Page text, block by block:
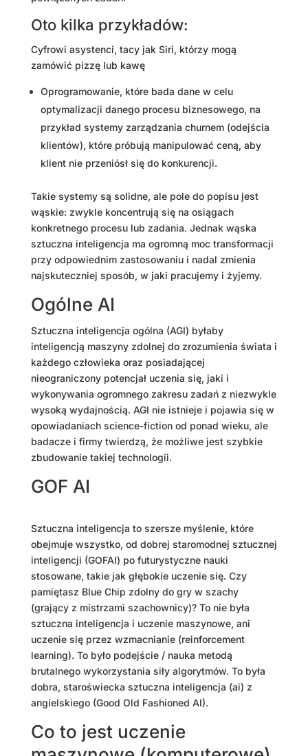
Oto kilka przykładów:
Cyfrowi asystenci, tacy jak Siri, którzy mogą
zamówić pizzę lub kawę
Oprogramowanie, które bada dane w celu
optymalizacji danego procesu biznesowego, na
przykład systemy zarządzania churnem (odejścia
klientów), które próbują manipulować ceną, aby
klient nie przeniósł się do konkurencji.
Takie systemy są solidne, ale pole do popisu jest
wąskie: zwykle koncentrują się na osiągach
konkretnego procesu lub zadania. Jednak wąska
sztuczna inteligencja ma ogromną moc transformacji
przy odpowiednim zastosowaniu i nadal zmienia
najskuteczniej sposób, w jaki pracujemy i żyjemy.
Ogólne AI
Sztuczna inteligencja ogólna (AGI) byłaby
inteligencją maszyny zdolnej do zrozumienia świata i
każdego człowieka oraz posiadającej
nieograniczony potencjał uczenia się, jaki i
wykonywania ogromnego zakresu zadań z niezwykle
wysoką wydajnością. AGI nie istnieje i pojawia się w
opowiadaniach science-fiction od ponad wieku, ale
badacze i firmy twierdzą, że możliwe jest szybkie
zbudowanie takiej technologii.
GOF AI
Sztuczna inteligencja to szersze myślenie, które
obejmuje wszystko, od dobrej staromodnej sztucznej
inteligencji (GOFAI) po futurystyczne nauki
stosowane, takie jak głębokie uczenie się. Czy
pamiętasz Blue Chip zdolny do gry w szachy
(grający z mistrzami szachownicy)? To nie była
sztuczna inteligencja i uczenie maszynowe, ani
uczenie się przez wzmacnianie (reinforcement
learning). To było podejście / nauka metodą
brutalnego wykorzystania siły algorytmów. To była
dobra, staroświecka sztuczna inteligencja (ai) z
angielskiego (Good Old Fashioned AI).
Co to jest uczenie